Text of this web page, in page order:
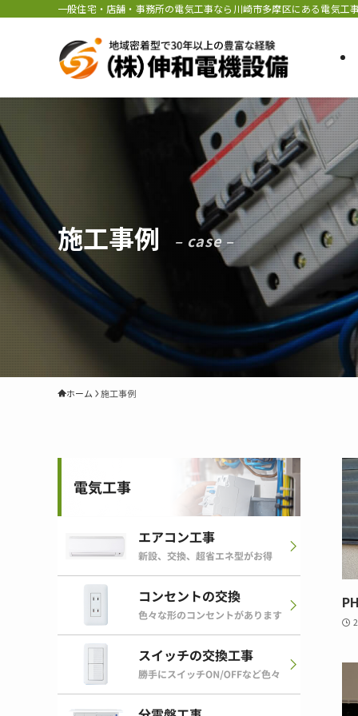
一般住宅・店舗・事務所の電気工事なら川崎市多摩区にある電気
施工事例 – case –
ホーム 施工事例